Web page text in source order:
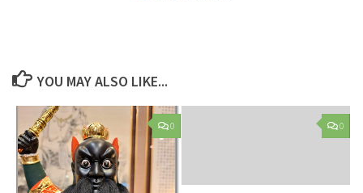
YOU MAY ALSO LIKE...
0 0